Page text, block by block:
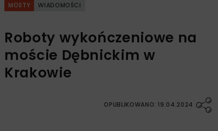
MOSTY WIADOMOŚCI
Roboty wykończeniowe na
moście Dębnickim w
Krakowie
OPUBLIKOWANO: 19.04.2024